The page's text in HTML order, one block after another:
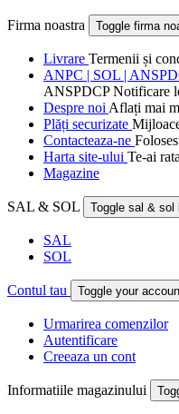
Firma noastra Toggle firma
Livrare Termenii și
ANPC | SOL |
ANSPDCP Notificare
Despre noi Aflați mai
Plăți securizate
Contacteaza-ne
Harta site-ului Te-ai
Magazine
SAL & SOL Toggle sal & sol
SAL
SOL
Contul tau Toggle your
Urmarirea comenzilor
Autentificare
Creeaza un cont
Informatiile magazinului